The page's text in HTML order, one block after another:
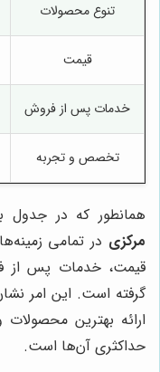
تنوع محصولات
قیمت
خدمات پس از فروش
تخصص و تجربه
همانطور که در جدول
مرکزی در تمامی
قیمت، خدمات پس از
گرفته است. این امر
ارائه بهترین
حداکثری آن‌ها است.